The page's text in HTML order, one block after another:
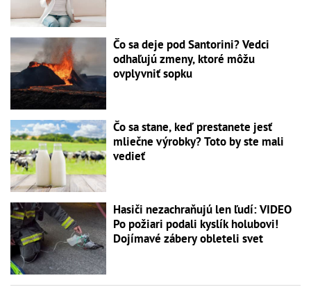
Čo sa deje pod Santorini? Vedci
odhaľujú zmeny, ktoré môžu
ovplyvniť sopku
Čo sa stane, keď prestanete jesť
mliečne výrobky? Toto by ste mali
vedieť
Hasiči nezachraňujú len ľudí: VIDEO
Po požiari podali kyslík holubovi!
Dojímavé zábery obleteli svet